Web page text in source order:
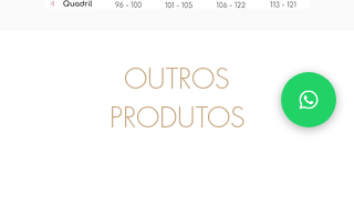
OUTROS
PRODUTOS